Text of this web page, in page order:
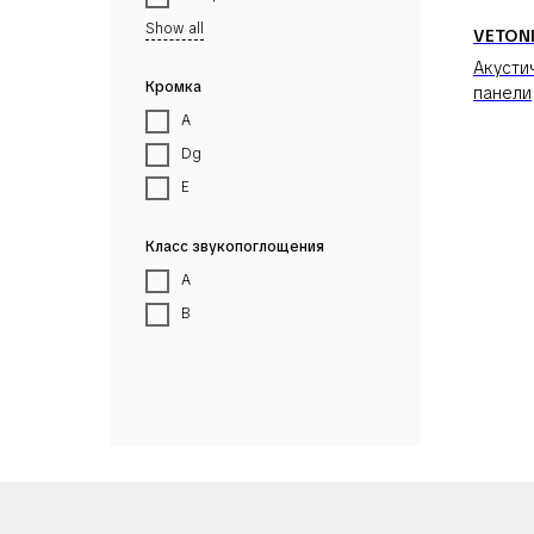
Show all
Кромка
A
Dg
E
Класс звукопоглощения
A
B
панели